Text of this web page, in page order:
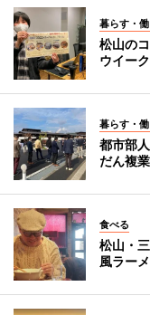
暮らす・働
松山の
ウイー
暮らす・働
都市部
だん複
食べる
松山・
風ラー